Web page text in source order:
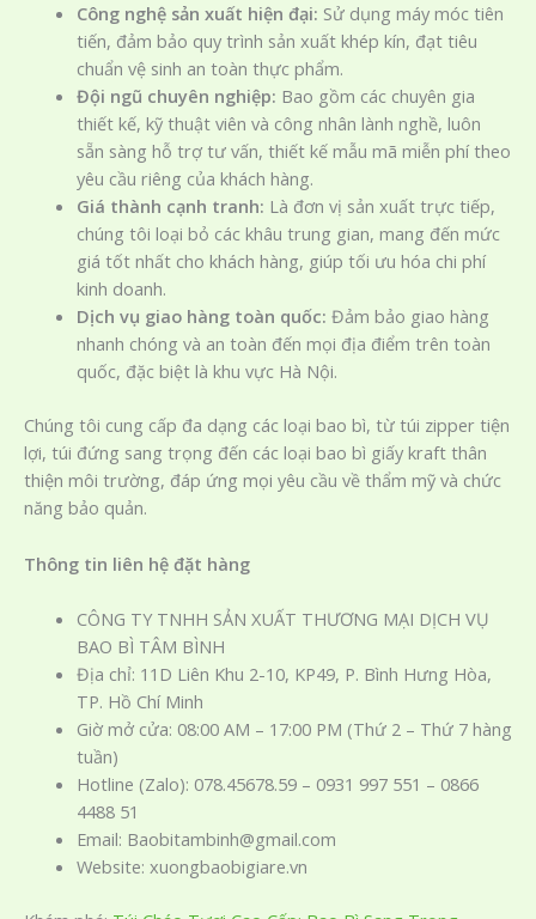
Công nghệ sản xuất hiện đại: Sử dụng máy móc tiên
tiến, đảm bảo quy trình sản xuất khép kín, đạt tiêu
chuẩn vệ sinh an toàn thực phẩm.
Đội ngũ chuyên nghiệp: Bao gồm các chuyên gia
thiết kế, kỹ thuật viên và công nhân lành nghề, luôn
sẵn sàng hỗ trợ tư vấn, thiết kế mẫu mã miễn phí theo
yêu cầu riêng của khách hàng.
Giá thành cạnh tranh: Là đơn vị sản xuất trực tiếp,
chúng tôi loại bỏ các khâu trung gian, mang đến mức
giá tốt nhất cho khách hàng, giúp tối ưu hóa chi phí
kinh doanh.
Dịch vụ giao hàng toàn quốc: Đảm bảo giao hàng
nhanh chóng và an toàn đến mọi địa điểm trên toàn
quốc, đặc biệt là khu vực Hà Nội.
Chúng tôi cung cấp đa dạng các loại bao bì, từ túi zipper tiện
lợi, túi đứng sang trọng đến các loại bao bì giấy kraft thân
thiện môi trường, đáp ứng mọi yêu cầu về thẩm mỹ và chức
năng bảo quản.
Thông tin liên hệ đặt hàng
CÔNG TY TNHH SẢN XUẤT THƯƠNG MẠI DỊCH VỤ
BAO BÌ TÂM BÌNH
Địa chỉ: 11D Liên Khu 2-10, KP49, P. Bình Hưng Hòa,
TP. Hồ Chí Minh
Giờ mở cửa: 08:00 AM – 17:00 PM (Thứ 2 – Thứ 7 hàng
tuần)
Hotline (Zalo): 078.45678.59 – 0931 997 551 – 0866
4488 51
Email: Baobitambinh@gmail.com
Website: xuongbaobigiare.vn